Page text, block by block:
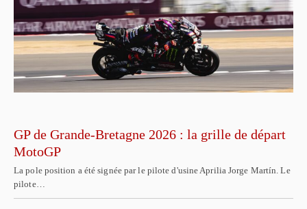
GP de Grande-Bretagne 2026 : la grille de départ
MotoGP
La pole position a été signée par le pilote d'usine Aprilia Jorge Martín. Le
pilote…